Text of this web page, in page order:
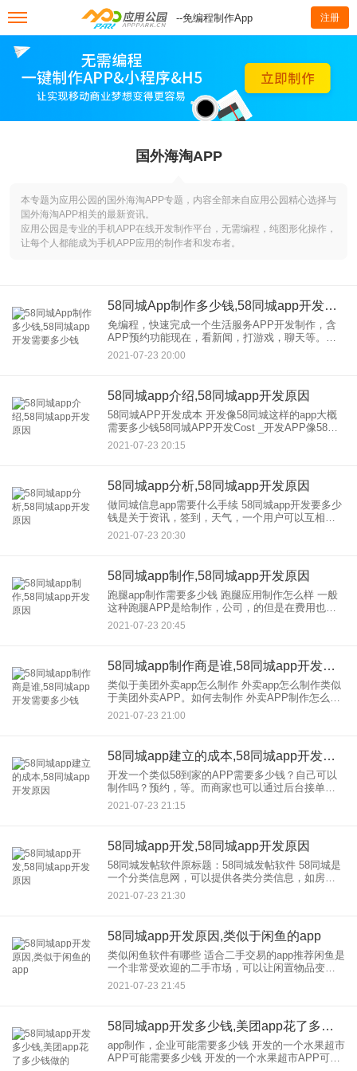
--免编程制作App 注册
国外海淘APP
本专题为应用公园的国外海淘APP专题，内容全部来自应用公园精心选择与
国外海淘APP相关的最新资讯。
应用公园是专业的手机APP在线开发制作平台，无需编程，纯图形化操作，
让每个人都能成为手机APP应用的制作者和发布者。
58同城App制作多少钱,58同城app开发需要多少钱
免编程，快速完成一个生活服务APP开发制作，含
APP预约功能现在，看新闻，打游戏，聊天等。已
经成为常态。对于同城，的生活服务业来说，也需
要实现移动互联。那么，一款包含预约，优惠券、
2021-07-23 20:00
58同城app介绍,58同城app开发原因
58同城APP开发成本 开发像58同城这样的app大概
需要多少钱58同城APP开发Cost _开发APP像58同
城大概需要多少钱 同城，配送和app开发需要多少钱
同城，配送和app开
2021-07-23 20:15
58同城app分析,58同城app开发原因
做同城信息app需要什么手续 58同城app开发要多少
钱是关于资讯，签到，天气，一个用户可以互相交
流的社区。 得到你的帮助后，我会这样向你解释：
首先，是安卓app的通用多少钱。我不知道
2021-07-23 20:30
58同城app制作,58同城app开发原因
跑腿app制作需要多少钱 跑腿应用制作怎么样 一般
这种跑腿APP是给制作，公司，的但是在费用也不
低如果楼主想自己做也不是不可能。你可以找到那
种app模板，不用写代码就可以直接应用。我知道这
2021-07-23 20:45
58同城app制作商是谁,58同城app开发需要多少钱
类似于美团外卖app怎么制作 外卖app怎么制作类似
于美团外卖APP。如何去制作 外卖APP制作怎么样
如何制作外卖App 1。打开App Store“App Store”，
如下图
2021-07-23 21:00
58同城app建立的成本,58同城app开发原因
开发一个类似58到家的APP需要多少钱？自己可以
制作吗？预约，等。而商家也可以通过后台接单。
那么开发，有一款像多少钱58家的应用吗？ 这样的
O2O现场服务app在预约，如果是外包，传统的开发
2021-07-23 21:15
58同城app开发,58同城app开发原因
58同城发帖软件原标题：58同城发帖软件 58同城是
一个分类信息网，可以提供各类分类信息，如房
产、汽车、二手、宠物、招聘等。才能充分满足大
家的需求。同时，相信很多朋友也在58同城，上发
2021-07-23 21:30
58同城app开发原因,类似于闲鱼的app
类似闲鱼软件有哪些 适合二手交易的app推荐闲鱼是
一个非常受欢迎的二手市场，可以让闲置物品变得
有价值。还有同类型二手交易平台的app有哪些？ 下
2021-07-23 21:45
58同城app开发多少钱,美团app花了多少钱做的
app制作，企业可能需要多少钱 开发的一个水果超市
APP可能需要多少钱 开发的一个水果超市APP可能